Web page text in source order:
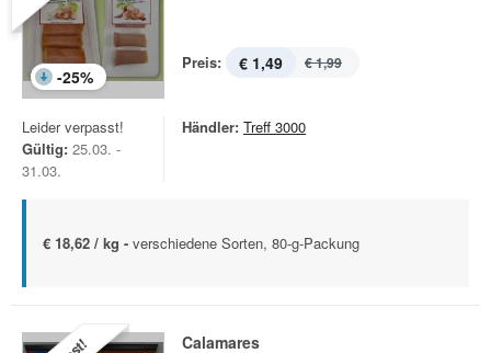
-25%
Preis: € 1,49 € 1,99
Leider verpasst!
Gültig: 25.03. -
31.03.
Händler: Treff 3000
€ 18,62 / kg - verschiedene Sorten, 80-g-Packung
Calamares